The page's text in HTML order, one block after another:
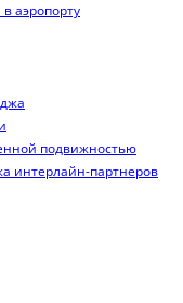
аэропорту
подвижностью
интерлайн-партнеров